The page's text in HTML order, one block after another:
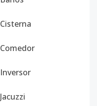
Cisterna
Comedor
Inversor
Jacuzzi